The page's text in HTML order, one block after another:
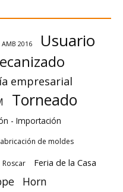
AMB 2016 Usuario
empresarial
Torneado
- Importación
de moldes
Roscar Feria de la Casa
Horn